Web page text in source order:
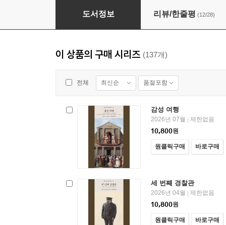
죄와 벌 상 - 을유세계문학전집 55
도서정보 리뷰/한줄평 (12/28)
이 상품의 구매 시리즈 (137개)
전체 최신순 품절포함
감성 여행
2026년 07월
제한없음
10,800원
원클릭구매 바로구매
세 번째 경찰관
2026년 04월
제한없음
10,800원
원클릭구매 바로구매